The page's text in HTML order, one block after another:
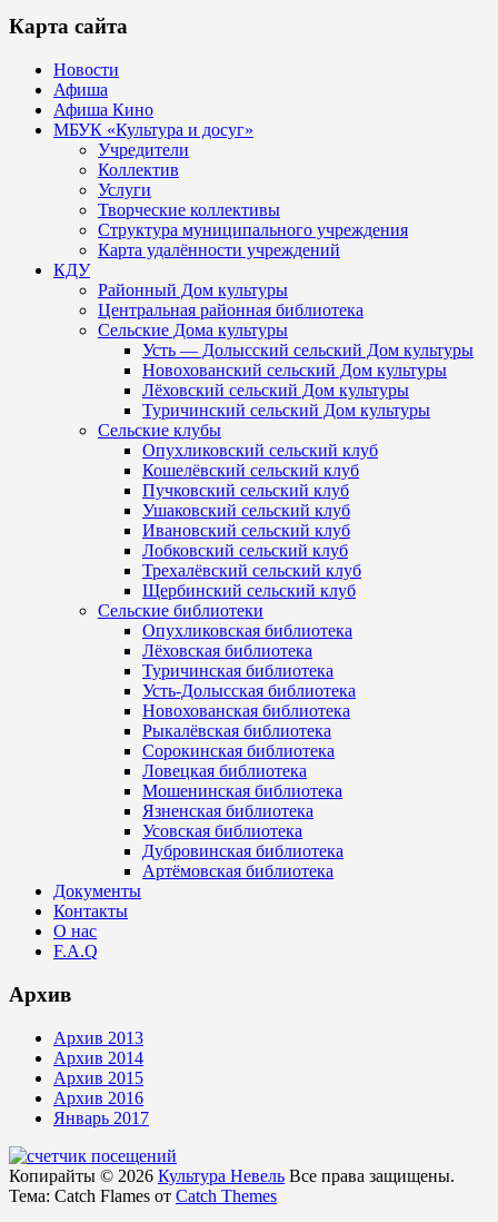
Карта сайта
Новости
Афиша
Афиша Кино
МБУК «Культура и досуг»
Учредители
Коллектив
Услуги
Творческие коллективы
Структура муниципального учреждения
Карта удалённости учреждений
КДУ
Районный Дом культуры
Центральная районная библиотека
Сельские Дома культуры
Усть — Долысский сельский Дом культуры
Новохованский сельский Дом культуры
Лёховский сельский Дом культуры
Туричинский сельский Дом культуры
Сельские клубы
Опухликовский сельский клуб
Кошелёвский сельский клуб
Пучковский сельский клуб
Ушаковский сельский клуб
Ивановский сельский клуб
Лобковский сельский клуб
Трехалёвский сельский клуб
Щербинский сельский клуб
Сельские библиотеки
Опухликовская библиотека
Лёховская библиотека
Туричинская библиотека
Усть-Долысская библиотека
Новохованская библиотека
Рыкалёвская библиотека
Сорокинская библиотека
Ловецкая библиотека
Мошенинская библиотека
Язненская библиотека
Усовская библиотека
Дубровинская библиотека
Артёмовская библиотека
Документы
Контакты
О нас
F.A.Q
Архив
Архив 2013
Архив 2014
Архив 2015
Архив 2016
Январь 2017
Копирайты © 2026 Культура Невель Все права защищены.
Тема: Catch Flames от Catch Themes